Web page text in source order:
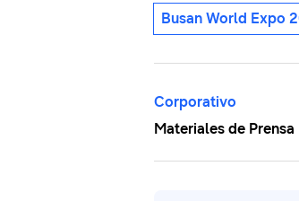
Busan World Expo
Corporativo
Materiales de Prensa